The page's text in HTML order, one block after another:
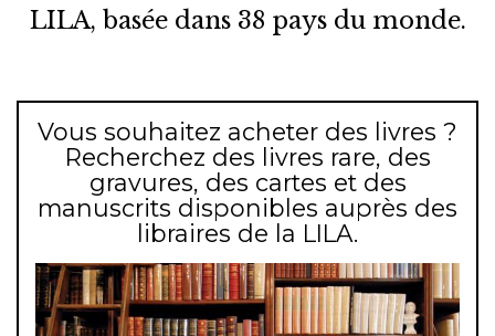
LILA, basée dans 38 pays du monde.
Vous souhaitez acheter des livres ?
Recherchez des livres rare, des
gravures, des cartes et des
manuscrits disponibles auprès des
libraires de la LILA.